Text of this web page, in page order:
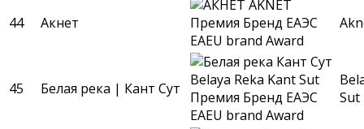
44 Акнет
45 Белая река | Кант Сут
Sut